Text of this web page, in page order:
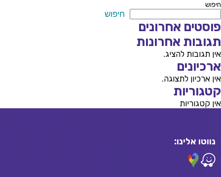
חיפוש
חיפוש
פוסטים אחרונים
תגובות אחרונות
אין תגובות להציג.
ארכיונים
אין ארכיון לתצוגה.
קטגוריות
אין קטגוריות
נווטו אלינו: